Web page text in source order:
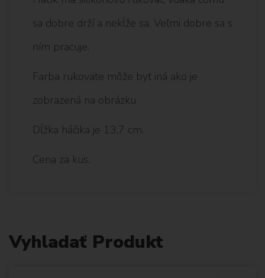
sa dobre drží a nekĺže sa. Veľmi dobre sa s
ním pracuje.
Farba rukoväte môže byť iná ako je
zobrazená na obrázku
Dĺžka háčika je 13,7 cm.
Cena za kus.
Vyhladať Produkt